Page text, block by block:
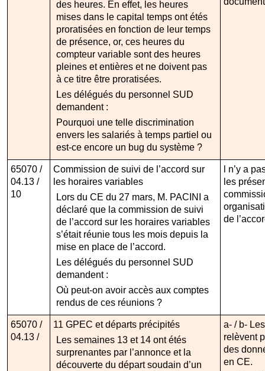
des heures. En effet, les heures
mises dans le capital temps ont étés
proratisées en fonction de leur temps
de présence, or, ces heures du
compteur variable sont des heures
pleines et entières et ne doivent pas
à ce titre être proratisées.
Les délégués du personnel SUD
demandent :
Pourquoi une telle discrimination
envers les salariés à temps partiel ou
est-ce encore un bug du système ?
65070 /
04.13 /
10
Commission de suivi de l’accord sur
les horaires variables
Lors du CE du 27 mars, M. PACINI a
déclaré que la commission de suivi
de l’accord sur les horaires variables
s’était réunie tous les mois depuis la
mise en place de l’accord.
Les délégués du personnel SUD
demandent :
Où peut-on avoir accès aux comptes
rendus de ces réunions ?
l n’y a
les
de
65070 /
04.13 /
11 GPEC et départs précipités
Les semaines 13 et 14 ont étés
surprenantes par l’annonce et la
découverte du départ soudain d’un
a- / b-
relèvent
des
en CE.